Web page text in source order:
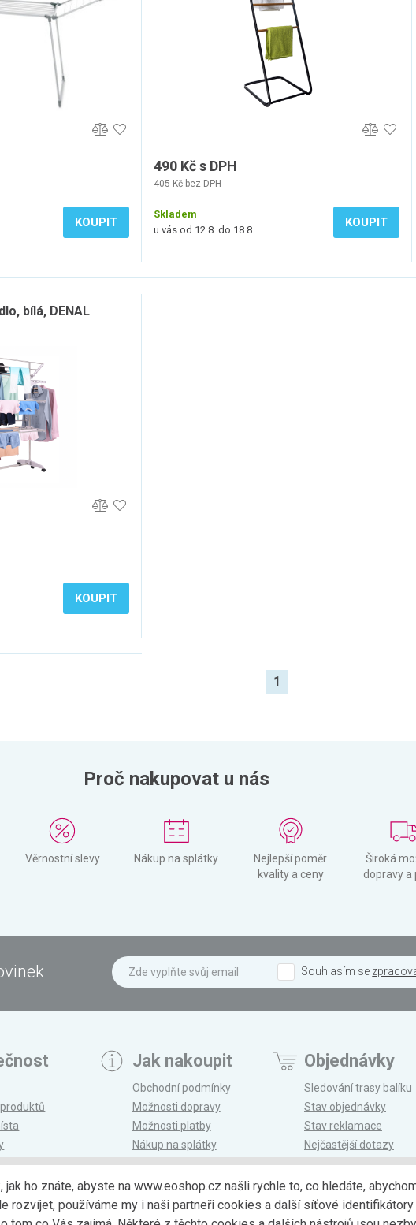
KOUPIT
490 Kč s DPH
405 Kč bez DPH
Skladem
u vás od 12.8. do 18.8.
KOUPIT
bílá, DENAL
KOUPIT
1
Proč nakupovat u nás
Věrnostní slevy Nákup na splátky
Nejlepší poměr
kvality a ceny
Široká
dopravy a
Souhlasím se
Jak nakoupit
Obchodní podmínky
Možnosti dopravy
Možnosti platby
Nákup na splátky
Reklamace a vrácení
Objednávky
Sledování trasy balíku
Stav objednávky
Stav reklamace
Nejčastější dotazy
Možnosti dopravy
jak ho znáte, abyste na www.eoshop.cz našli rychle to, co hledáte,
rozvíjet, používáme my i naši partneři cookies a další síťové